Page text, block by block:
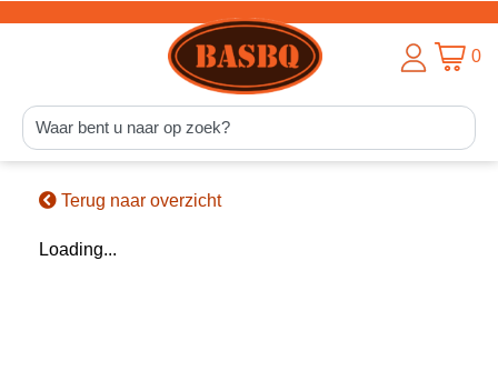
0
Terug naar overzicht
Loading...